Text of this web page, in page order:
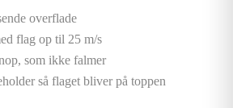
overflade
flag op til 25 m/s
som ikke falmer
så flaget bliver på toppen